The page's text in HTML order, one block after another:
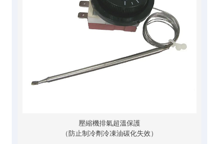
壓縮機排氣超溫保護
（防止制冷劑冷凍油碳化失效）